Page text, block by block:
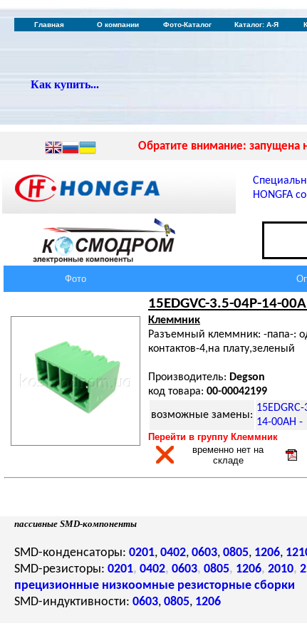
Главная О компании Фото-Каталог Каталог: А-Я
Как купить...
Обратите внимание: запущена
HONGFA
Фото
15EDGVC-3.5-04P-14-
Клеммник
Разъемный клеммник: -папа-:
контактов-4,на плату,зеленый
Производитель: Degson
код товара: 00-00042199
возможные замены:
14-00AH -
Перейти в группу Клеммник
временно нет на
складе
пассивные SMD-компоненты
SMD-конденсаторы: 0201, 0402, 0603, 0805, 1206,
SMD-резисторы: 0201, 0402, 0603, 0805, 1206, 2010,
прецизионные низкоомные резисторные сборки
SMD-индуктивности: 0603, 0805, 1206